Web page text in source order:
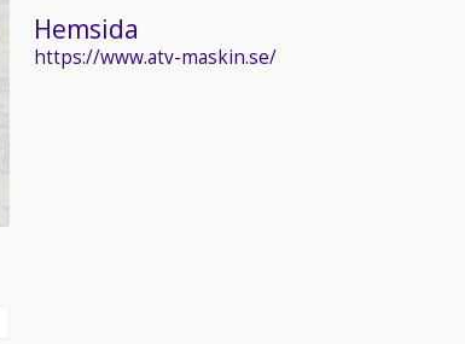
Hemsida
https://www.atv-maskin.se/